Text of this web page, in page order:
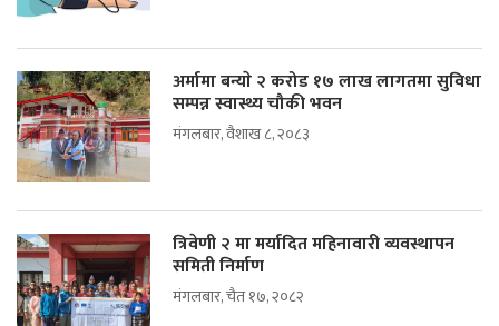
अर्मामा बन्याे २ करोड १७ लाख लागतमा सुविधा
सम्पन्न स्वास्थ्य चौकी भवन
मंगलबार, वैशाख ८, २०८३
त्रिवेणी २ मा मर्यादित महिनावारी व्यवस्थापन
समिती निर्माण
मंगलबार, चैत १७, २०८२